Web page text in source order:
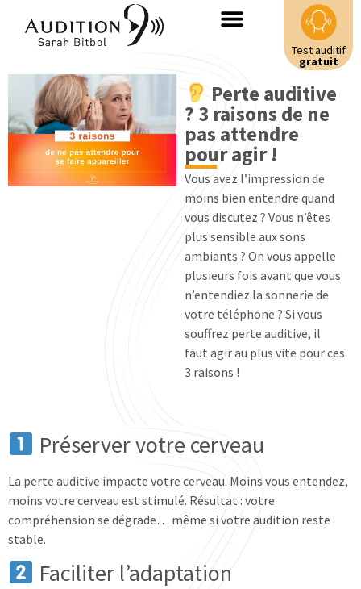
Test auditif
gratuit
Perte auditive
? 3 raisons de ne
pas attendre
pour agir !
Vous avez l’impression de
moins bien entendre quand
vous discutez ? Vous n’êtes
plus sensible aux sons
ambiants ? On vous appelle
plusieurs fois avant que vous
n’entendiez la sonnerie de
votre téléphone ? Si vous
souffrez perte auditive, il
faut agir au plus vite pour ces
3 raisons !
Préserver votre cerveau
La perte auditive impacte votre cerveau. Moins vous entendez,
moins votre cerveau est stimulé. Résultat : votre
compréhension se dégrade… même si votre audition reste
stable.
Faciliter l’adaptation